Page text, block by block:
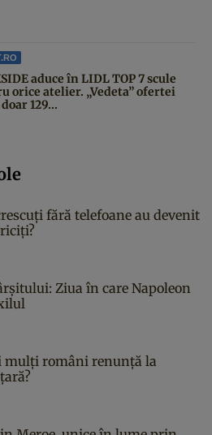
aduce în LIDL TOP 7 scule
orice atelier. „Vedeta” ofertei
129...
fără telefoane au devenit
Ziua în care Napoleon
mulți români renunță la